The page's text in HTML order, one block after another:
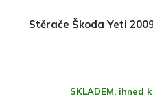
Stěrače Škoda Yeti
SKLADEM, ihned